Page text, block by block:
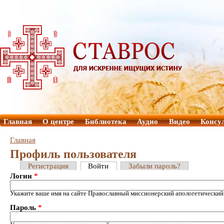
Главная О центре Библиотека Аудио Видео
Главная
Профиль пользователя
Регистрация Войти
Забыли пароль?
Логин *
Укажите ваше имя на сайте Православный миссионерский
Пароль *